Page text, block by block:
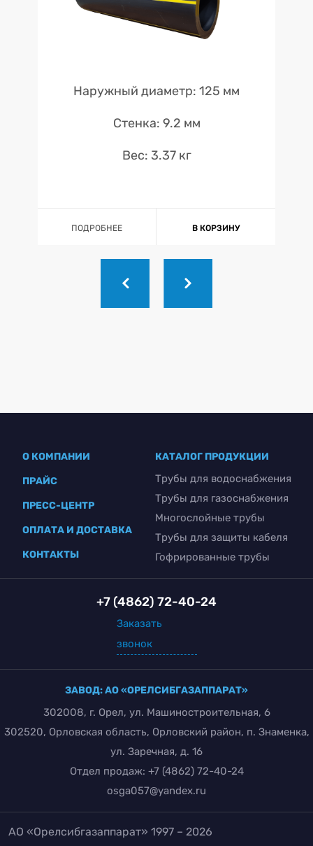
Наружный диаметр: 125 мм
Стенка: 9.2 мм
Вес: 3.37 кг
ПОДРОБНЕЕ В КОРЗИНУ
О КОМПАНИИ
ПРАЙС
ПРЕСС-ЦЕНТР
ОПЛАТА И ДОСТАВКА
КОНТАКТЫ
КАТАЛОГ ПРОДУКЦИИ
Трубы для водоснабжения
Трубы для газоснабжения
Многослойные трубы
Трубы для защиты кабеля
Гофрированные трубы
ЗАВОД: АО «ОРЕЛСИБГАЗАППАРАТ»
302008, г. Орел, ул. Машиностроительная, 6
302520, Орловская область, Орловский район, п. Знаменка,
ул. Заречная, д. 16
Отдел продаж: +7 (4862) 72-40-24
osga057@yandex.ru
+7 (4862) 72-40-24
Заказать
звонок
АО «Орелсибгазаппарат» 1997 – 2026